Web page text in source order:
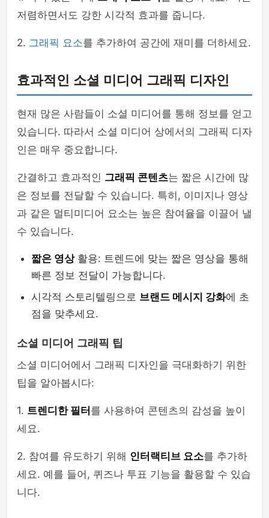
저렴하면서도 강한 시각적 효과를 줍니다.
2. 그래픽 요소를 추가하여 공간에 재미를 더하세요.
효과적인 소셜 미디어 그래픽 디자인
현재 많은 사람들이 소셜 미디어를 통해 정보를 얻고
있습니다. 따라서 소셜 미디어 상에서의 그래픽 디자
인은 매우 중요합니다.
간결하고 효과적인 그래픽 콘텐츠는 짧은 시간에 많
은 정보를 전달할 수 있습니다. 특히, 이미지나 영상
과 같은 멀티미디어 요소는 높은 참여율을 이끌어 낼
수 있습니다.
짧은 영상활용: 트렌드에 맞는 짧은 영상을 통해
빠른 정보 전달이 가능합니다.
시각적 스토리텔링으로 브랜드 메시지 강화에 초
점을 맞추세요.
소셜 미디어 그래픽 팁
소셜 미디어에서 그래픽 디자인을 극대화하기 위한
팁을 알아봅시다:
1. 트렌디한 필터 를 사용하여 콘텐츠의 감성을 높이
세요.
2. 참여를 유도하기 위해 인터랙티브 요소를 추가하
세요. 예를 들어, 퀴즈나 투표 기능을 활용할 수 있습
니다.